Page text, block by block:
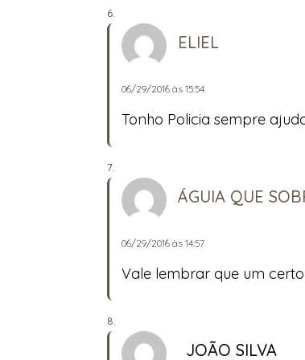
ELIEL
06/29/2016 às 15:54
Tonho Policia sempre
ÁGUIA QUE
06/29/2016 às 14:57
Vale lembrar que um
JOÃO SILVA